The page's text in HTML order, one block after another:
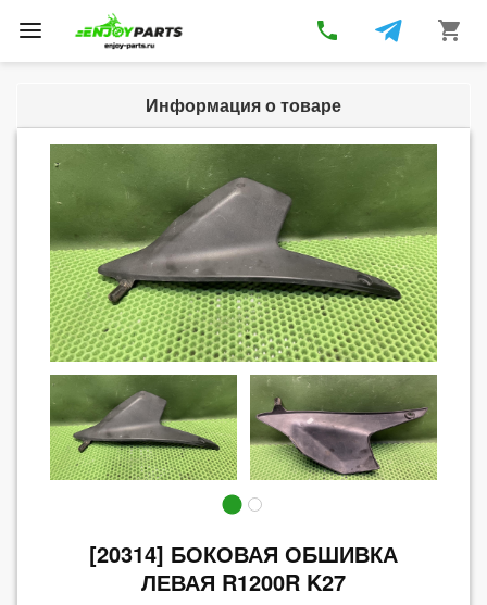
Toggle
navigation
phone shopping_cart
Информация о товаре
[20314] БОКОВАЯ ОБШИВКА
ЛЕВАЯ R1200R K27